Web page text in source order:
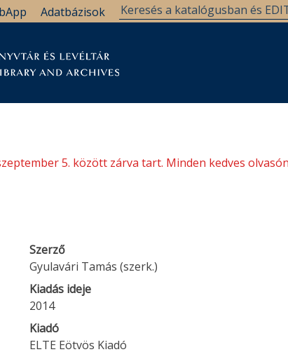
Adatbázisok
5. között zárva tart. Minden kedves
Szerző
Gyulavári Tamás (szerk.)
Kiadás ideje
2014
Kiadó
ELTE Eötvös Kiadó